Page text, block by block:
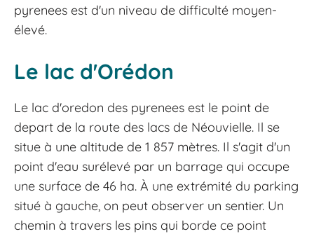
pyrenees est d'un niveau de difficulté moyen-
élevé.
Le lac d'Orédon
Le lac d'oredon des pyrenees est le point de
depart de la route des lacs de Néouvielle. Il se
situe à une altitude de 1 857 mètres. Il s'agit d'un
point d'eau surélevé par un barrage qui occupe
une surface de 46 ha. À une extrémité du parking
situé à gauche, on peut observer un sentier. Un
chemin à travers les pins qui borde ce point